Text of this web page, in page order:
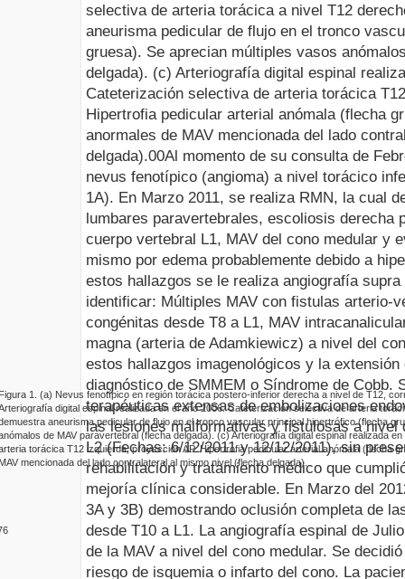
selectiva de arteria torácica a nivel T12
aneurisma pedicular de flujo en el tronco
gruesa). Se aprecian múltiples vasos
delgada). (c) Arteriografía digital espinal
Cateterización selectiva de arteria torácica
Hipertrofia pedicular arterial anómala (flecha
anormales de MAV mencionada del lado
delgada).00
1. (a) Nevus fenotípico en región torácicapostero-inferior derecha a nivel de T12,
digital espinalrealizada en el año 2006. Cateterización selectiva de arteria
aneurisma pedicular de flujo en el tronco vascular principal hipertrófico (flecha
de MAV paravertebral (flecha delgada). (c)Arteriografía digital espinalrealizada en
torácica T12 izquierda, proyección AP. Hipertrofia pedicular arterial anómala (flecha
mencionada del lado contralateral al mismo nivel (flecha delgada).
Al momento de su consulta de
nevus fenotípico (angioma) a nivel torácico
1A). En Marzo 2011, se realiza RMN, la cual
lumbares paravertebrales, escoliosis derecha
cuerpo vertebral L1, MAV del cono medular y
mismo por edema probablemente debido a
estos hallazgos se le realiza angiografía
identificar: Múltiples MAV con fistulas arterio-
congénitas desde T8 a L1, MAV
magna (arteria de Adamkiewicz) a nivel del
estos hallazgos imagenológicos y la extensión
diagnóstico de SMMEM o Síndrome de Cobb.
terapéuticas extensas deembolizaciones
las lesionesmalformativasy fistulosas a nivel
L2 (Fechas: 6/12/2011 y 12/12/2011), sin
rehabilitación y tratamiento médico que
mejoría clínica considerable. En Marzo del
3A y 3B) demostrando oclusión completa de
desde T10 a L1. La angiografía espinal de
de la MAV a nivel del cono medular. Se
riesgo de isquemia o infarto del cono. La